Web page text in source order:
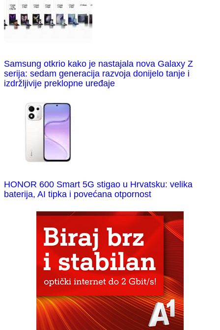
Samsung otkrio kako je nastajala nova Galaxy Z
serija: sedam generacija razvoja donijelo tanje i
izdržljivije preklopne uređaje
HONOR 600 Smart 5G stigao u Hrvatsku: velika
baterija, AI tipka i povećana otpornost